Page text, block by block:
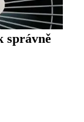
správně